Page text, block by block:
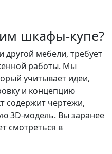
шкафы-купе?
другой мебели, требует
работы. Мы
учитывает идеи,
и концепцию
содержит чертежи,
3D-модель. Вы заранее
смотреться в